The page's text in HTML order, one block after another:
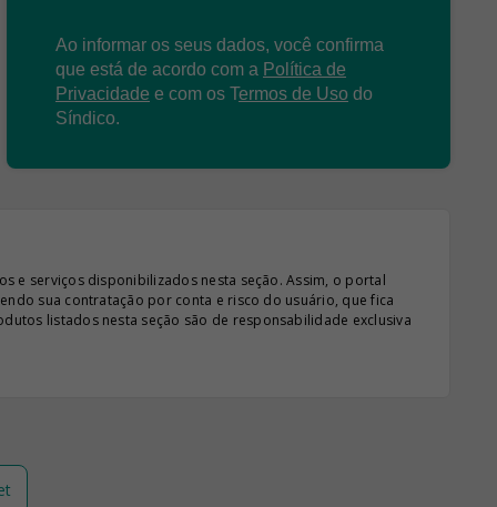
Ao informar os seus dados, você confirma
que está de acordo com a Política de
Privacidade e com os Termos de Uso do
Síndico.
e serviços disponibilizados nesta seção. Assim, o portal
sua contratação por conta e risco do usuário, que fica
listados nesta seção são de responsabilidade exclusiva